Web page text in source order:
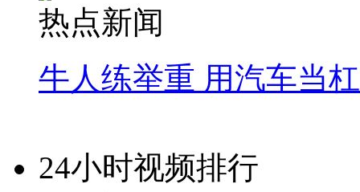
热点新闻
牛人练举重 用汽车当
24小时视频排行